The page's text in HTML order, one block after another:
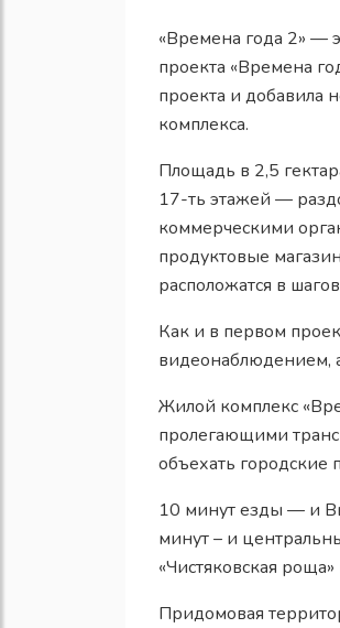
«Времена года 2» —
проекта «Времена
проекта и добавила
комплекса.
Площадь в 2,5
17-ть этажей —
коммерческими
продуктовые
расположатся в
Как и в первом
видеонаблюдением,
Жилой комплекс
пролегающими
объехать городские
10 минут езды — и
минут – и
«Чистяковская
Придомовая